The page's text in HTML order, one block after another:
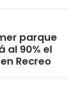
parque
al 90% el
Recreo